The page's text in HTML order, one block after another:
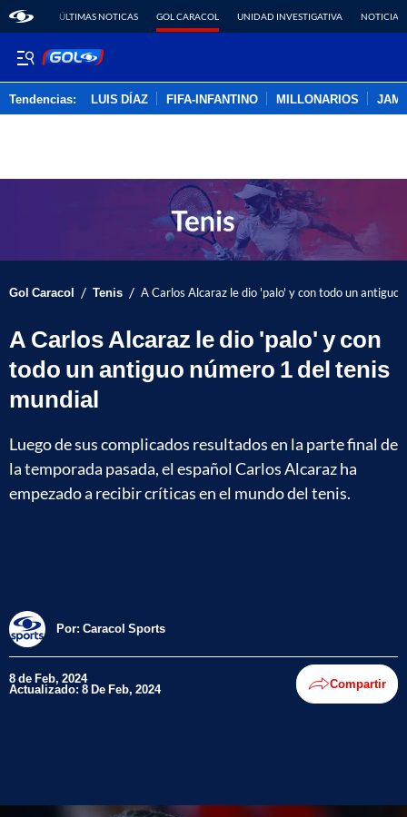
ÚLTIMAS NOTICAS GOL CARACOL UNIDAD INVESTIGATIVA NOTICIAS
Tendencias: LUIS DÍAZ FIFA-INFANTINO MILLONARIOS
Gol Caracol / Tenis / A Carlos Alcaraz le dio 'palo' y con todo un antiguo
A Carlos Alcaraz le dio 'palo' y con
todo un antiguo número 1 del tenis
mundial
Luego de sus complicados resultados en la parte final de
la temporada pasada, el español Carlos Alcaraz ha
empezado a recibir críticas en el mundo del tenis.
Por: Caracol Sports
8 de Feb, 2024
Actualizado: 8 De Feb, 2024 Compartir